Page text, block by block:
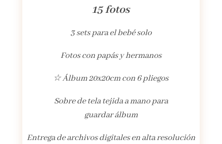
15 fotos
3 sets para el bebé solo
Fotos con papás y hermanos
☆ Álbum 20x20cm con 6 pliegos
Sobre de tela tejida a mano para
guardar álbum
Entrega de archivos digitales en alta resolución